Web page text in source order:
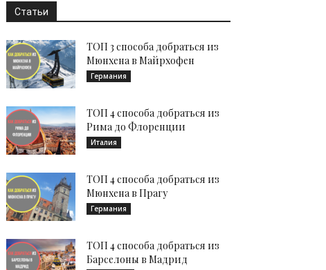
Статьи
ТОП 3 способа добраться из
Мюнхена в Майрхофен
Германия
ТОП 4 способа добраться из
Рима до Флоренции
Италия
ТОП 4 способа добраться из
Мюнхена в Прагу
Германия
ТОП 4 способа добраться из
Барселоны в Мадрид